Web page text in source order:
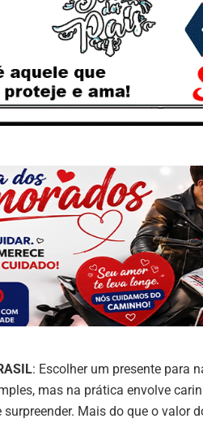
: Escolher um presente para
mas na prática envolve
surpreender. Mais do que o valor